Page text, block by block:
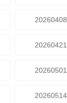
20260408
20260421
20260501
20260514